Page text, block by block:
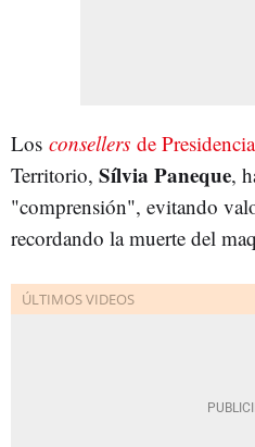
Los consellers de
Territorio, Sílvia Paneque,
"comprensión", evitando
recordando la muerte del